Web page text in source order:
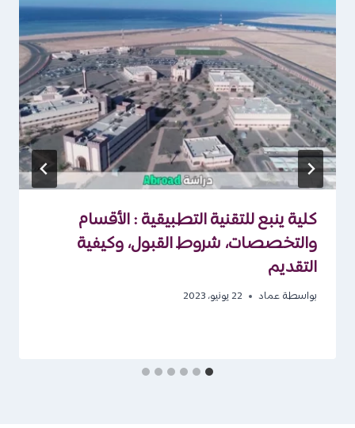
كلية ينبع للتقنية التطبيقية : الأقسام
والتخصصات، شروط القبول، وكيفية
التقديم
بواسطة عماد 22 يونيو، 2023